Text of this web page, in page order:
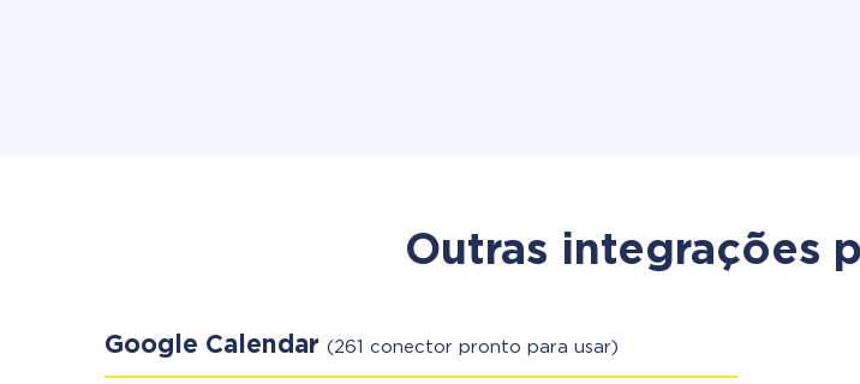
Outras integrações
Google Calendar (261 conector pronto para usar)